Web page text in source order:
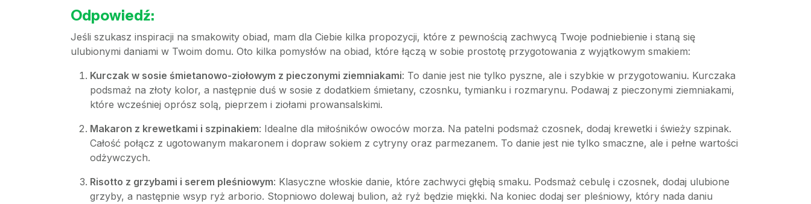
Odpowiedź:
Jeśli szukasz inspiracji na smakowity obiad, mam dla Ciebie kilka propozycji, które z pewnością zachwycą Twoje podniebienie i staną się
ulubionymi daniami w Twoim domu. Oto kilka pomysłów na obiad, które łączą w sobie prostotę przygotowania z wyjątkowym smakiem:
Kurczak w sosie śmietanowo-ziołowym z pieczonymi ziemniakami: To danie jest nie tylko pyszne, ale i szybkie w przygotowaniu. Kurczaka
podsmaż na złoty kolor, a następnie duś w sosie z dodatkiem śmietany, czosnku, tymianku i rozmarynu. Podawaj z pieczonymi ziemniakami,
które wcześniej oprósz solą, pieprzem i ziołami prowansalskimi.
Makaron z krewetkami i szpinakiem: Idealne dla miłośników owoców morza. Na patelni podsmaż czosnek, dodaj krewetki i świeży szpinak.
Całość połącz z ugotowanym makaronem i dopraw sokiem z cytryny oraz parmezanem. To danie jest nie tylko smaczne, ale i pełne wartości
odżywczych.
Risotto z grzybami i serem pleśniowym: Klasyczne włoskie danie, które zachwyci głębią smaku. Podsmaż cebulę i czosnek, dodaj ulubione
grzyby, a następnie wsyp ryż arborio. Stopniowo dolewaj bulion, aż ryż będzie miękki. Na koniec dodaj ser pleśniowy, który nada daniu